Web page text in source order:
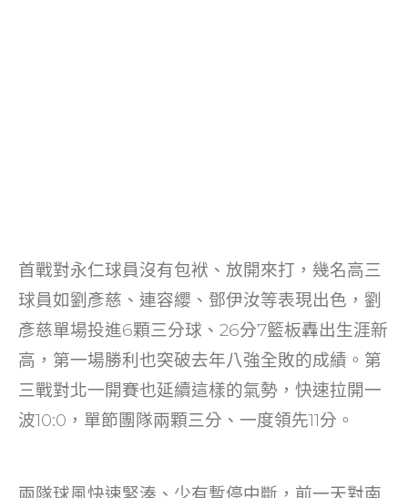
首戰對永仁球員沒有包袱、放開來打，幾名高三
球員如劉彥慈、連容纓、鄧伊汝等表現出色，劉
彥慈單場投進6顆三分球、26分7籃板轟出生涯新
高，第一場勝利也突破去年八強全敗的成績。第
三戰對北一開賽也延續這樣的氣勢，快速拉開一
波10:0，單節團隊兩顆三分、一度領先11分。